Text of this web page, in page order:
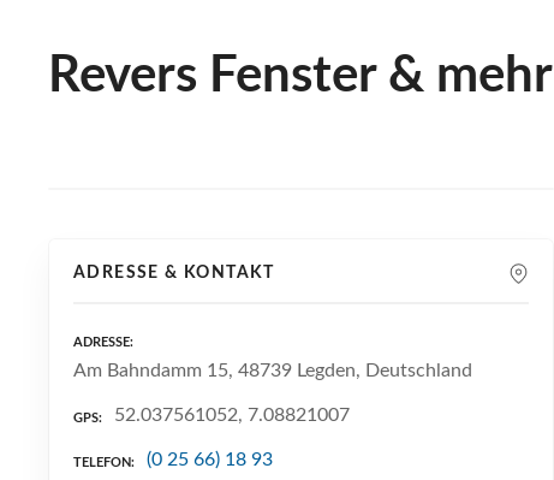
Revers Fenster &
ADRESSE & KONTAKT
ADRESSE
Am Bahndamm 15, 48739 Legden, Deutschland
GPS 52.037561052, 7.08821007
TELEFON (0 25 66) 18 93